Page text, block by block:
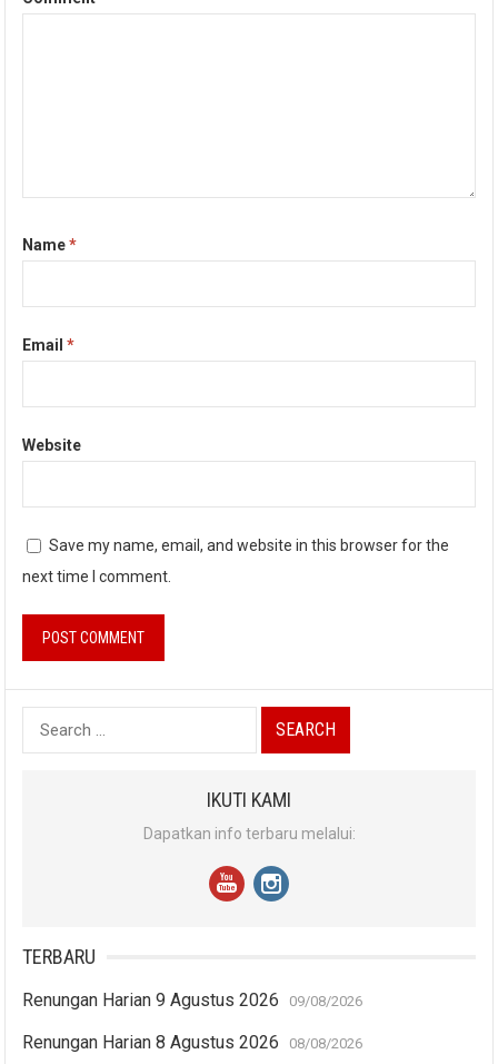
Name*
Email*
Website
Save my name, email, and website in this browser for the
next time I comment.
Search
for:
IKUTI KAMI
Dapatkan info terbaru melalui:
TERBARU
Renungan Harian 9 Agustus 2026 09/08/2026
Renungan Harian 8 Agustus 2026 08/08/2026